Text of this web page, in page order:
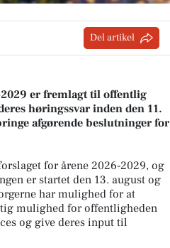
Del artikel
er fremlagt til offentlig
høringssvar inden den 11.
afgørende beslutninger for
for årene 2026-2029, og
er startet den 13. august og
har mulighed for at
mulighed for offentligheden
og give deres input til